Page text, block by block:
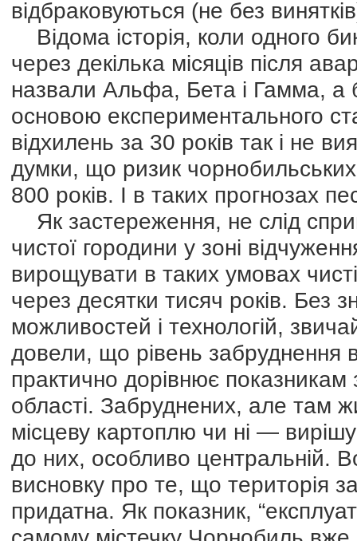
відбраковуються (не без
Відома історія, коли одного
через декілька місяців після
назвали Альфа, Бета і Гамма, а
основою експериментального
відхилень за 30 років так і не
думки, що ризик чорнобильських
800 років. І в таких прогнозах
Як застереження, не слід
чистої городини у зоні
вирощувати в таких умовах
через десятки тисяч років. Без
можливостей і технологій,
довели, що рівень забруднення
практично дорівнює показникам
області. Забруднених, але там
місцеву картоплю чи ні —
до них, особливо центральній.
висновку про те, що територія
придатна. Як показник,